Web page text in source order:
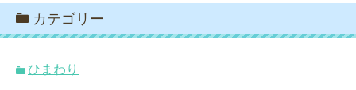
カテゴリー
ひまわり